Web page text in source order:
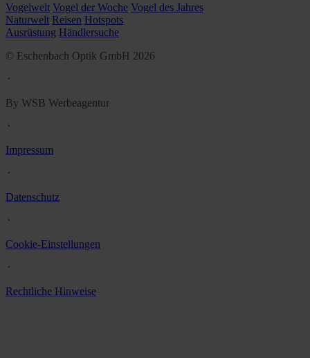
Vogelwelt Vogel der Woche Vogel des Jahres
Naturwelt Reisen Hotspots
Ausrüstung Händlersuche
© Eschenbach Optik GmbH 2026
᛫
By WSB Werbeagentur
᛫
Impressum
᛫
Datenschutz
᛫
Cookie-Einstellungen
᛫
Rechtliche Hinweise